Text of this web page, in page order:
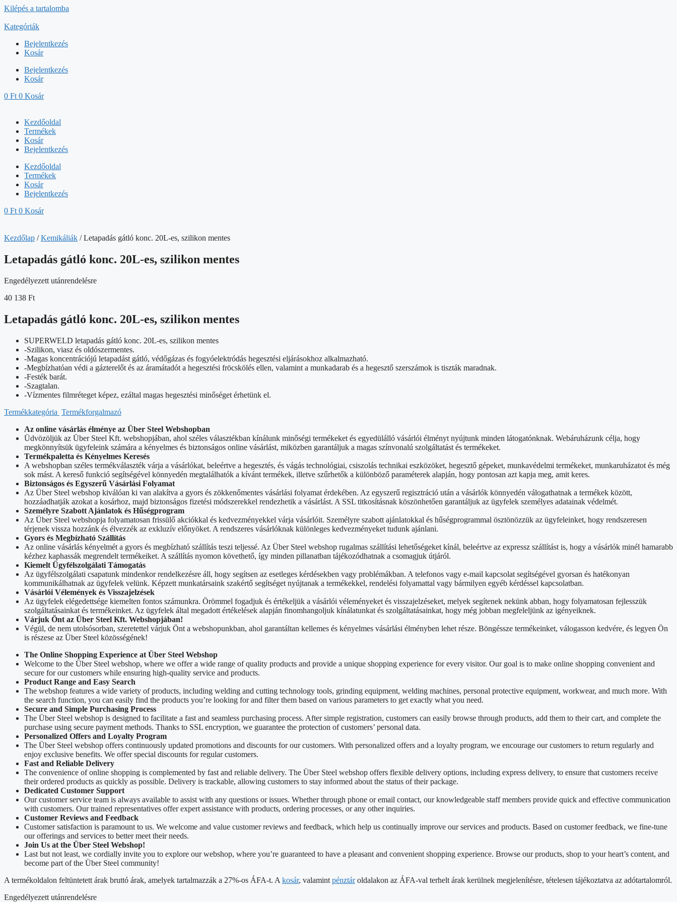
Kilépés a tartalomba
Kategóriák
Bejelentkezés
Kosár
Bejelentkezés
Kosár
0 Ft 0 Kosár
Kezdőoldal
Termékek
Kosár
Bejelentkezés
Kezdőoldal
Termékek
Kosár
Bejelentkezés
0 Ft 0 Kosár
Kezdőlap /Kemikáliák / Letapadás gátló konc. 20L-es, szilikon mentes
Letapadás gátló konc. 20L-es, szilikon mentes
Engedélyezett utánrendelésre
40 138 Ft
Letapadás gátló konc. 20L-es, szilikon mentes
SUPERWELD letapadás gátló konc. 20L-es, szilikon mentes
-Szilikon, viasz és oldószermentes.
-Magas koncentrációjú letapadást gátló, védőgázas és fogyóelektródás hegesztési eljárásokhoz alkalmazható.
-Megbízhatóan védi a gázterelőt és az áramátadót a hegesztési fröcskölés ellen, valamint a munkadarab és a hegesztő szerszámok is tiszták maradnak.
-Festék barát.
-Szagtalan.
-Vízmentes filmréteget képez, ezáltal magas hegesztési minőséget érhetünk el.
Termékkategória Termékforgalmazó
Az online vásárlás élménye az Über Steel Webshopban
Üdvözöljük az Über Steel Kft. webshopjában, ahol széles választékban kínálunk minőségi termékeket és egyedülálló vásárlói élményt nyújtunk minden látogatónknak. Webáruházunk célja, hogy
megkönnyítsük ügyfeleink számára a kényelmes és biztonságos online vásárlást, miközben garantáljuk a magas színvonalú szolgáltatást és termékeket.
Termékpaletta és Kényelmes Keresés
A webshopban széles termékválaszték várja a vásárlókat, beleértve a hegesztés, és vágás technológiai, csiszolás technikai eszközöket, hegesztő gépeket, munkavédelmi termékeket, munkaruházatot és még
sok mást. A kereső funkció segítségével könnyedén megtalálhatók a kívánt termékek, illetve szűrhetők a különböző paraméterek alapján, hogy pontosan azt kapja meg, amit keres.
Biztonságos és Egyszerű Vásárlási Folyamat
Az Über Steel webshop kiválóan ki van alakítva a gyors és zökkenőmentes vásárlási folyamat érdekében. Az egyszerű regisztráció után a vásárlók könnyedén válogathatnak a termékek között,
hozzáadhatják azokat a kosárhoz, majd biztonságos fizetési módszerekkel rendezhetik a vásárlást. A SSL titkosításnak köszönhetően garantáljuk az ügyfelek személyes adatainak védelmét.
Személyre Szabott Ajánlatok és Hűségprogram
Az Über Steel webshopja folyamatosan frissülő akciókkal és kedvezményekkel várja vásárlóit. Személyre szabott ajánlatokkal és hűségprogrammal ösztönözzük az ügyfeleinket, hogy rendszeresen
térjenek vissza hozzánk és élvezzék az exkluzív előnyöket. A rendszeres vásárlóknak különleges kedvezményeket tudunk ajánlani.
Gyors és Megbízható Szállítás
Az online vásárlás kényelmét a gyors és megbízható szállítás teszi teljessé. Az Über Steel webshop rugalmas szállítási lehetőségeket kínál, beleértve az expressz szállítást is, hogy a vásárlók minél hamarabb
kézhez kaphassák megrendelt termékeiket. A szállítás nyomon követhető, így minden pillanatban tájékozódhatnak a csomagjuk útjáról.
Kiemelt Ügyfélszolgálati Támogatás
Az ügyfélszolgálati csapatunk mindenkor rendelkezésre áll, hogy segítsen az esetleges kérdésekben vagy problémákban. A telefonos vagy e-mail kapcsolat segítségével gyorsan és hatékonyan
kommunikálhatnak az ügyfelek velünk. Képzett munkatársaink szakértő segítséget nyújtanak a termékekkel, rendelési folyamattal vagy bármilyen egyéb kérdéssel kapcsolatban.
Vásárlói Vélemények és Visszajelzések
Az ügyfelek elégedettsége kiemelten fontos számunkra. Örömmel fogadjuk és értékeljük a vásárlói véleményeket és visszajelzéseket, melyek segítenek nekünk abban, hogy folyamatosan fejlesszük
szolgáltatásainkat és termékeinket. Az ügyfelek által megadott értékelések alapján finomhangoljuk kínálatunkat és szolgáltatásainkat, hogy még jobban megfeleljünk az igényeiknek.
Várjuk Önt az Über Steel Kft. Webshopjában!
Végül, de nem utolsósorban, szeretettel várjuk Önt a webshopunkban, ahol garantáltan kellemes és kényelmes vásárlási élményben lehet része. Böngéssze termékeinket, válogasson kedvére, és legyen Ön
is részese az Über Steel közösségének!
The Online Shopping Experience at Über Steel Webshop
Welcome to the Über Steel webshop, where we offer a wide range of quality products and provide a unique shopping experience for every visitor. Our goal is to make online shopping convenient and
secure for our customers while ensuring high-quality service and products.
Product Range and Easy Search
The webshop features a wide variety of products, including welding and cutting technology tools, grinding equipment, welding machines, personal protective equipment, workwear, and much more. With
the search function, you can easily find the products you’re looking for and filter them based on various parameters to get exactly what you need.
Secure and Simple Purchasing Process
The Über Steel webshop is designed to facilitate a fast and seamless purchasing process. After simple registration, customers can easily browse through products, add them to their cart, and complete the
purchase using secure payment methods. Thanks to SSL encryption, we guarantee the protection of customers’ personal data.
Personalized Offers and Loyalty Program
The Über Steel webshop offers continuously updated promotions and discounts for our customers. With personalized offers and a loyalty program, we encourage our customers to return regularly and
enjoy exclusive benefits. We offer special discounts for regular customers.
Fast and Reliable Delivery
The convenience of online shopping is complemented by fast and reliable delivery. The Über Steel webshop offers flexible delivery options, including express delivery, to ensure that customers receive
their ordered products as quickly as possible. Delivery is trackable, allowing customers to stay informed about the status of their package.
Dedicated Customer Support
Our customer service team is always available to assist with any questions or issues. Whether through phone or email contact, our knowledgeable staff members provide quick and effective communication
with customers. Our trained representatives offer expert assistance with products, ordering processes, or any other inquiries.
Customer Reviews and Feedback
Customer satisfaction is paramount to us. We welcome and value customer reviews and feedback, which help us continually improve our services and products. Based on customer feedback, we fine-tune
our offerings and services to better meet their needs.
Join Us at the Über Steel Webshop!
Last but not least, we cordially invite you to explore our webshop, where you’re guaranteed to have a pleasant and convenient shopping experience. Browse our products, shop to your heart’s content, and
become part of the Über Steel community!
A termékoldalon feltüntetett árak bruttó árak, amelyek tartalmazzák a 27%-os ÁFA-t. A kosár, valamint pénztároldalakon az ÁFA-val terhelt árak kerülnek megjelenítésre, tételesen tájékoztatva az adótartalomról.
Engedélyezett utánrendelésre